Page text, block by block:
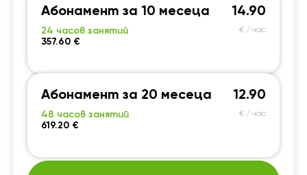
Абонамент за 10 месеца
24 часов занятий
357.60 €
14.90
€ / час
Абонамент за 20 месеца
48 часов занятий
619.20 €
12.90
€ / час